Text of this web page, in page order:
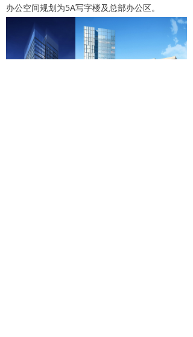
办公空间规划为5A写字楼及总部办公区。